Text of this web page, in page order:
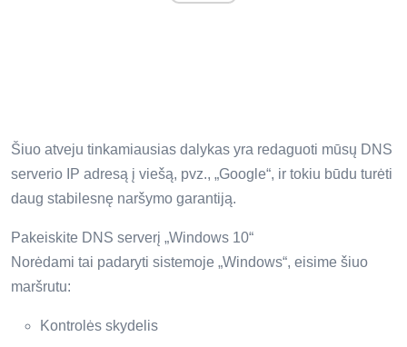
Šiuo atveju tinkamiausias dalykas yra redaguoti mūsų DNS
serverio IP adresą į viešą, pvz., „Google“, ir tokiu būdu turėti
daug stabilesnę naršymo garantiją.
Pakeiskite DNS serverį „Windows 10“
Norėdami tai padaryti sistemoje „Windows“, eisime šiuo
maršrutu:
Kontrolės skydelis